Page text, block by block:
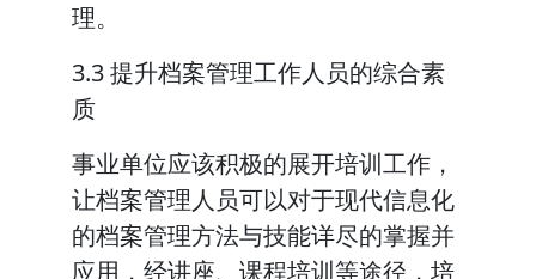
理。
3.3 提升档案管理工作人员的综合素
质
事业单位应该积极的展开培训工作，
让档案管理人员可以对于现代信息化
的档案管理方法与技能详尽的掌握并
应用，经讲座、课程培训等途径，培